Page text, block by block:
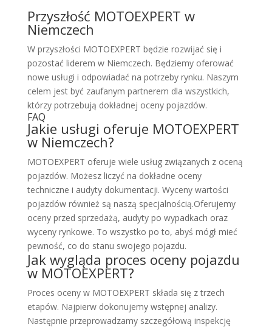
Przyszłość MOTOEXPERT w
Niemczech
W przyszłości MOTOEXPERT będzie rozwijać się i
pozostać liderem w Niemczech. Będziemy oferować
nowe usługi i odpowiadać na potrzeby rynku. Naszym
celem jest być zaufanym partnerem dla wszystkich,
którzy potrzebują dokładnej oceny pojazdów.
FAQ
Jakie usługi oferuje MOTOEXPERT
w Niemczech?
MOTOEXPERT oferuje wiele usług związanych z oceną
pojazdów. Możesz liczyć na dokładne oceny
techniczne i audyty dokumentacji. Wyceny wartości
pojazdów również są naszą specjalnością.Oferujemy
oceny przed sprzedażą, audyty po wypadkach oraz
wyceny rynkowe. To wszystko po to, abyś mógł mieć
pewność, co do stanu swojego pojazdu.
Jak wygląda proces oceny pojazdu
w MOTOEXPERT?
Proces oceny w MOTOEXPERT składa się z trzech
etapów. Najpierw dokonujemy wstępnej analizy.
Następnie przeprowadzamy szczegółową inspekcję